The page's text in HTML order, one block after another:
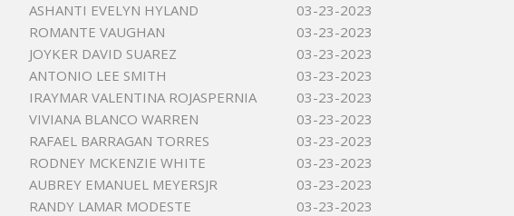
ASHANTI EVELYN HYLAND
03-23-2023
ROMANTE VAUGHAN
03-23-2023
JOYKER DAVID SUAREZ
03-23-2023
ANTONIO LEE SMITH
03-23-2023
IRAYMAR VALENTINA ROJASPERNIA
03-23-2023
VIVIANA BLANCO WARREN
03-23-2023
RAFAEL BARRAGAN TORRES
03-23-2023
RODNEY MCKENZIE WHITE
03-23-2023
AUBREY EMANUEL MEYERSJR
03-23-2023
RANDY LAMAR MODESTE
03-23-2023